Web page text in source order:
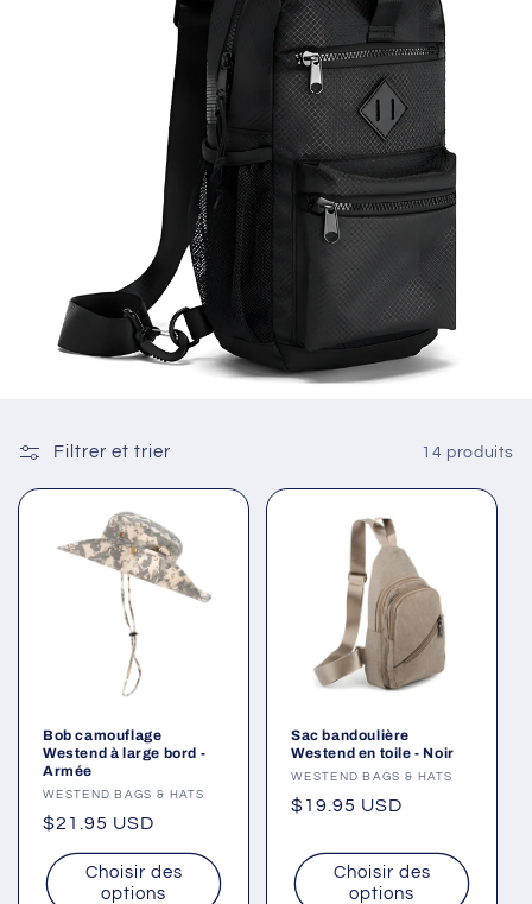
Filtrer et trier 14 produits
Bob camouflage
Westend à large bord -
Armée
Fournisseur :
WESTEND BAGS & HATS
Prix
habituel
$21.95 USD
Choisir des
options
Sac bandoulière
Westend en toile - Noir
Fournisseur :
WESTEND BAGS & HATS
Prix
$19.95 USD
Choisir des
options